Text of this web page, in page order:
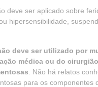
deve ser aplicado sobre
hipersensibilidade,
deve ser utilizado por
médica ou do
. Não há relatos
para os componentes